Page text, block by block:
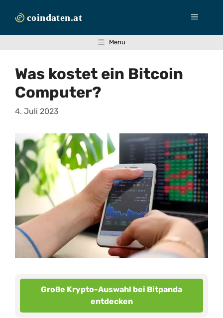
Inhalt
Menü
Menu
Was kostet ein Bitcoin
Computer?
4. Juli 2023
Große Krypto-Auswahl bei Bitpanda
entdecken